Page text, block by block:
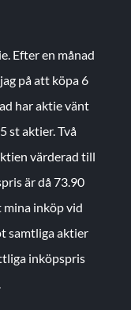
Efter en månad
på att köpa 6
har aktie vänt
st aktier.Två
värderad till
är då 73.90
mina inköp vid
samtliga aktier
inköpspris